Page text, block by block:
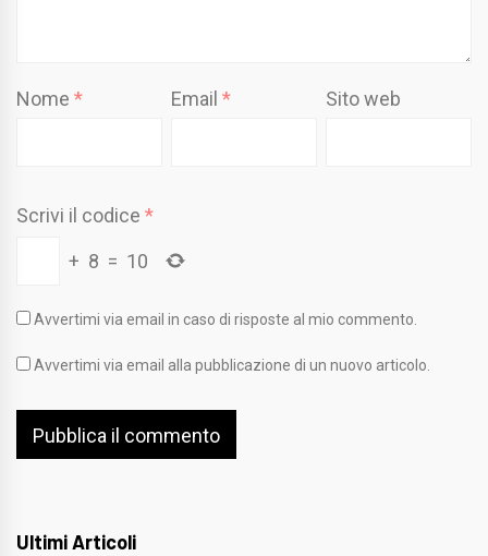
Nome * Email* Sito web
Scrivi il codice *
+ 8 = 10
Avvertimi via email in caso di risposte al mio commento.
Avvertimi via email alla pubblicazione di un nuovo articolo.
Ultimi Articoli